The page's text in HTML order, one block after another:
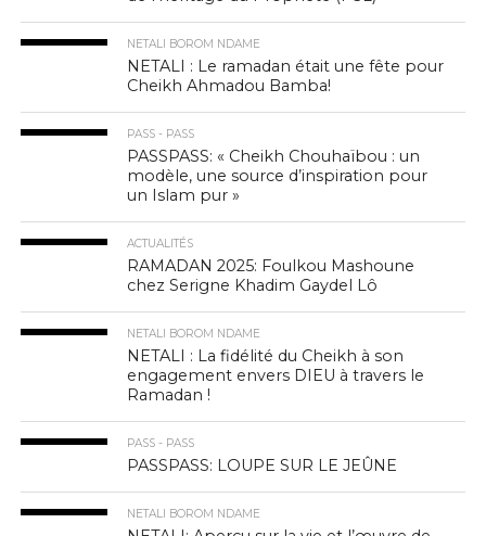
NETALI BOROM NDAME
NETALI : Le ramadan était une fête pour
Cheikh Ahmadou Bamba!
PASS - PASS
PASSPASS: « Cheikh Chouhaïbou : un
modèle, une source d’inspiration pour
un Islam pur »
ACTUALITÉS
RAMADAN 2025: Foulkou Mashoune
chez Serigne Khadim Gaydel Lô
NETALI BOROM NDAME
NETALI : La fidélité du Cheikh à son
engagement envers DIEU à travers le
Ramadan !
PASS - PASS
PASSPASS: LOUPE SUR LE JEÛNE
NETALI BOROM NDAME